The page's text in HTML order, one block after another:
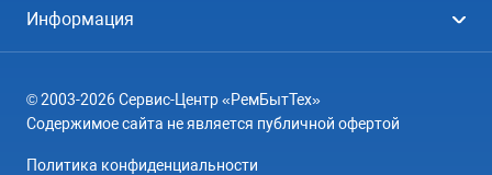
Посудомоечные машины
Кондиционеры
Варочные панели
Кондиционеры
Информация
География
© 2003-2026 Сервис-Центр «РемБытТех»
Содержимое сайта не является публичной офертой
Политика конфиденциальности